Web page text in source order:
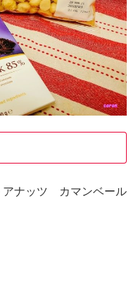
ナッツ カマンベール